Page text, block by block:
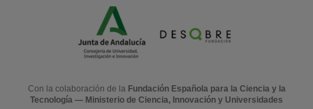
Con la colaboración de la Fundación Española para la Ciencia y la
Tecnología — Ministerio de Ciencia, Innovación y Universidades